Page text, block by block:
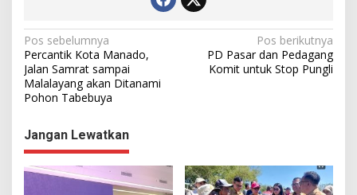
N
a
v
g
a
s
Pos sebelumnya
Percantik Kota Manado,
Jalan Samrat sampai
Malalayang akan Ditanami
Pohon Tabebuya
Pos berikutnya
PD Pasar dan Pedagang
Komit untuk Stop Pungli
Jangan Lewatkan